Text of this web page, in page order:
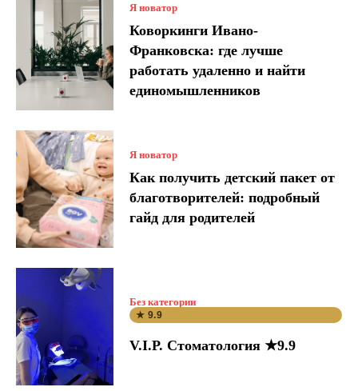
Я новатор
Коворкинги Ивано-
Франковска: где лучше
работать удаленно и найти
единомышленников
Я новатор
Как получить детский пакет от
благотворителей: подробный
гайд для родителей
Без категории
★ 9.9
V.I.P. Стоматология ★9.9